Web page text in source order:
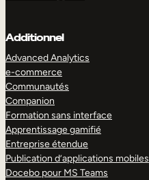
Additionnel
Advanced Analytics
e-commerce
Communautés
Companion
Formation sans interface
Apprentissage gamifié
Entreprise étendue
Publication d’applications mobiles
Docebo pour MS Teams